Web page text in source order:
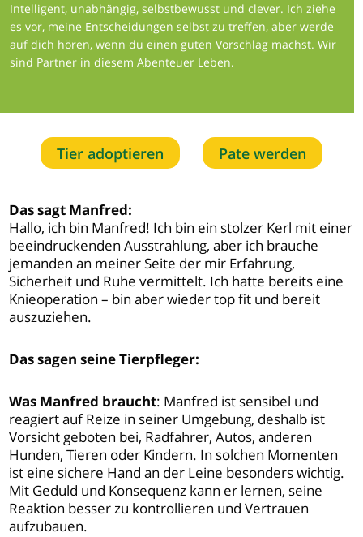
Intelligent, unabhängig, selbstbewusst und clever. Ich ziehe
es vor, meine Entscheidungen selbst zu treffen, aber werde
auf dich hören, wenn du einen guten Vorschlag machst. Wir
sind Partner in diesem Abenteuer Leben.
Tier adoptieren Pate werden
Das sagt Manfred:
Hallo, ich bin Manfred! Ich bin ein stolzer Kerl mit einer
beeindruckenden Ausstrahlung, aber ich brauche
jemanden an meiner Seite der mir Erfahrung,
Sicherheit und Ruhe vermittelt. Ich hatte bereits eine
Knieoperation – bin aber wieder top fit und bereit
auszuziehen.
Das sagen seine Tierpfleger:
Was Manfred braucht: Manfred ist sensibel und
reagiert auf Reize in seiner Umgebung, deshalb ist
Vorsicht geboten bei, Radfahrer, Autos, anderen
Hunden, Tieren oder Kindern. In solchen Momenten
ist eine sichere Hand an der Leine besonders wichtig.
Mit Geduld und Konsequenz kann er lernen, seine
Reaktion besser zu kontrollieren und Vertrauen
aufzubauen.